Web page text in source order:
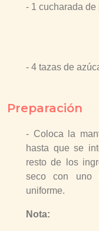
- 1 cucharada
- 4 tazas de
Preparación
- Coloca la
hasta que se
resto de los
seco con uno
uniforme.
Nota: